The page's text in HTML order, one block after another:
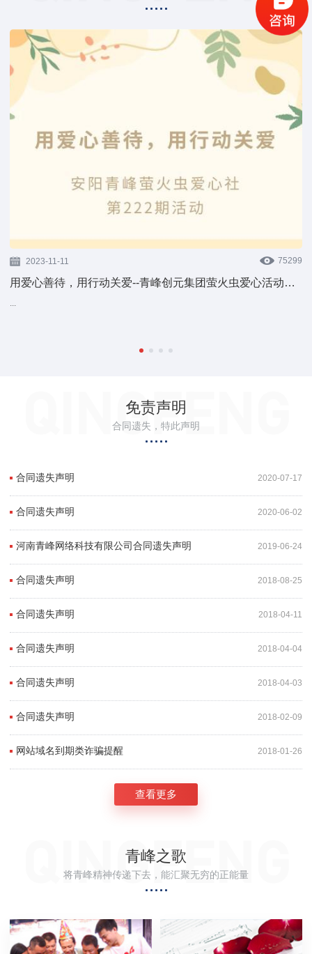
2023-11-11 75299
用爱心善待，用行动关爱--青峰创元集团萤火虫爱心活动第222期报道
免责声明
合同遗失，特此声明
合同遗失声明 2020-07-17
合同遗失声明 2020-06-02
河南青峰网络科技有限公司合同遗失声明 2019-06-24
合同遗失声明 2018-08-25
合同遗失声明 2018-04-11
合同遗失声明 2018-04-04
合同遗失声明 2018-04-03
合同遗失声明 2018-02-09
网站域名到期类诈骗提醒 2018-01-26
查看更多
青峰之歌
将青峰精神传递下去，能汇聚无穷的正能量